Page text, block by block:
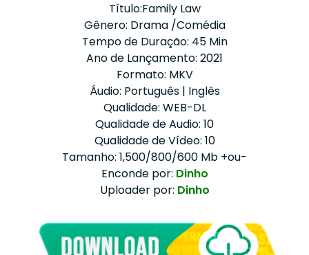
Título:Family Law
Gênero: Drama /Comédia
Tempo de Duração: 45 Min
Ano de Lançamento: 2021
Formato: MKV
Áudio: Português | Inglês
Qualidade: WEB-DL
Qualidade de Audio: 10
Qualidade de Vídeo: 10
Tamanho: 1,500/800/600 Mb +ou-
Enconde por: Dinho
Uploader por: Dinho